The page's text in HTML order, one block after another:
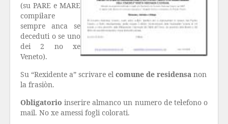
(su PARE e MARE
compiłare
sempre anca se
deceduti o se uno
dei 2 no xe
Veneto).
Su “Rexidente a” scrivare el comune de residensa non
la frasiòn.
Obligatorio inserire almanco un numero de tełefono o
mail. No xe amessi fogli colorati.